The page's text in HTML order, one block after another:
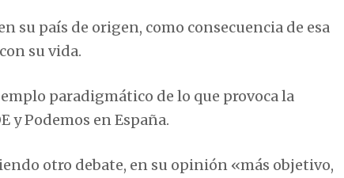
su país de origen, como consecuencia de esa
su vida.
paradigmático de lo que provoca la
y Podemos en España.
otro debate, en su opinión «más objetivo,